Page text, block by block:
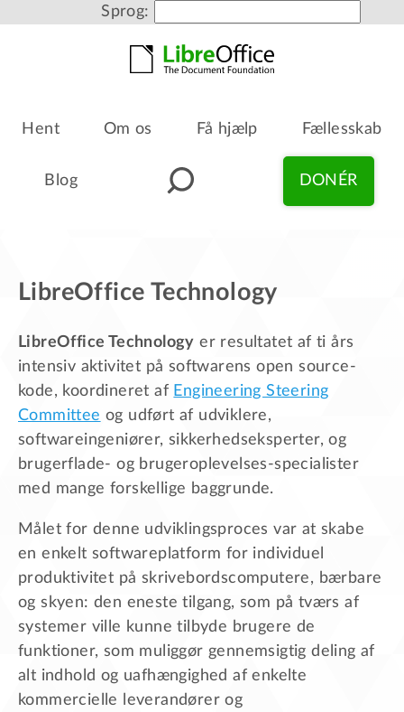
Sprog:
Hent Om os Få hjælp Fællesskab
Blog DONÉR
LibreOffice Technology
LibreOffice Technology er resultatet af ti års
intensiv aktivitet på softwarens open source-
kode, koordineret af Engineering Steering
Committee og udført af udviklere,
softwareingeniører, sikkerhedseksperter, og
brugerflade- og brugeroplevelses-specialister
med mange forskellige baggrunde.
Målet for denne udviklingsproces var at skabe
en enkelt softwareplatform for individuel
produktivitet på skrivebordscomputere, bærbare
og skyen: den eneste tilgang, som på tværs af
systemer ville kunne tilbyde brugere de
funktioner, som muliggør gennemsigtig deling af
alt indhold og uafhængighed af enkelte
kommercielle leverandører og